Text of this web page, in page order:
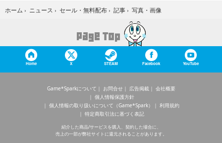
ホーム › ニュース › セール・無料配布 › 記事 › 写真・画像
Home X STEAM Facebook YouTube
Game*Sparkについて お問合せ 広告掲載
会社概要
個人情報保護方針
個人情報の取り扱いについて（Game*Spark）
利用規約
特定商取引法に基づく表記
紹介した商品/サービスを購入、契約した場合に、
売上の一部が弊社サイトに還元されることがあります。